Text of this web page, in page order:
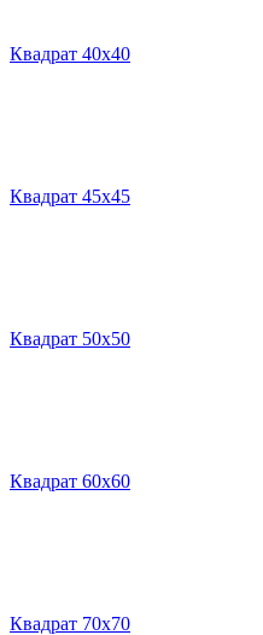
Квадрат 40х40
Квадрат 45х45
Квадрат 50х50
Квадрат 60х60
Квадрат 70х70